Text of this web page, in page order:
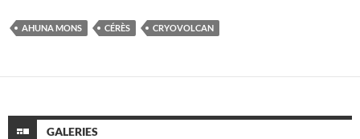
AHUNA MONS CÉRÈS CRYOVOLCAN
GALERIES